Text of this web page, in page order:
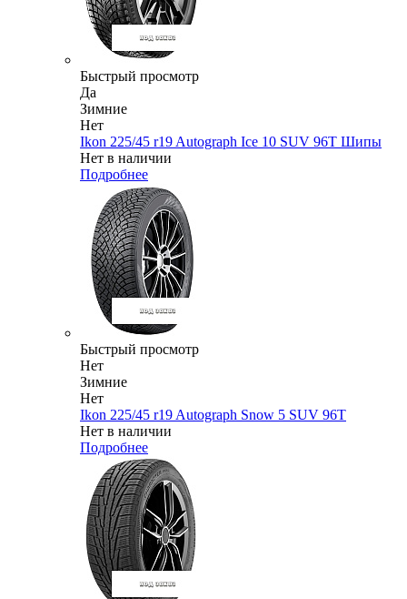
Быстрый просмотр
Да
Зимние
Нет
Ikon 225/45 r19 Autograph Ice 10 SUV 96T Шипы
Нет в наличии
Подробнее
Быстрый просмотр
Нет
Зимние
Нет
Ikon 225/45 r19 Autograph Snow 5 SUV 96T
Нет в наличии
Подробнее